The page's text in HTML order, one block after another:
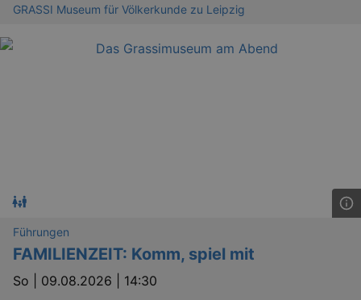
GRASSI Museum für Völkerkunde zu Leipzig
Führungen
FAMILIENZEIT: Komm, spiel mit
So | 09.08.2026 | 14:30